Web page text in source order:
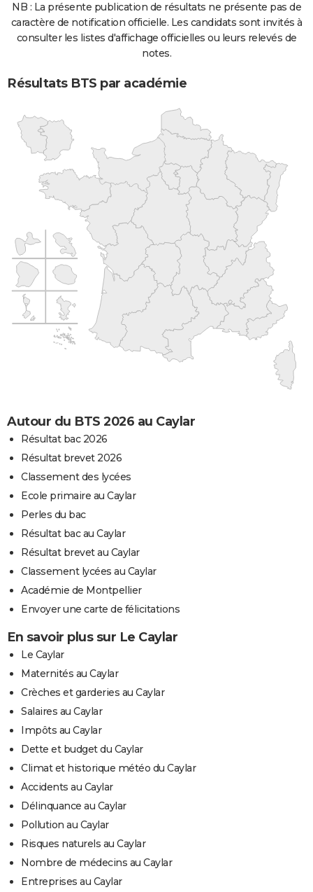
NB : La présente publication de résultats ne présente pas de
caractère de notification officielle. Les candidats sont invités à
consulter les listes d'affichage officielles ou leurs relevés de
notes.
Résultats BTS par académie
Autour du BTS 2026 au Caylar
Résultat bac 2026
Résultat brevet 2026
Classement des lycées
Ecole primaire au Caylar
Perles du bac
Résultat bac au Caylar
Résultat brevet au Caylar
Classement lycées au Caylar
Académie de Montpellier
Envoyer une carte de félicitations
En savoir plus sur Le Caylar
Le Caylar
Maternités au Caylar
Crèches et garderies au Caylar
Salaires au Caylar
Impôts au Caylar
Dette et budget du Caylar
Climat et historique météo du Caylar
Accidents au Caylar
Délinquance au Caylar
Pollution au Caylar
Risques naturels au Caylar
Nombre de médecins au Caylar
Entreprises au Caylar